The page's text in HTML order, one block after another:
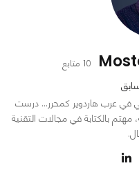
10 متابع
في عرب هاردوير كمحرر… درست
مهتم بالكتابة في مجالات التقنية